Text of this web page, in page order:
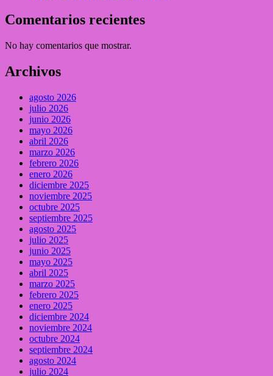
Comentarios recientes
No hay comentarios que mostrar.
Archivos
agosto 2026
julio 2026
junio 2026
mayo 2026
abril 2026
marzo 2026
febrero 2026
enero 2026
diciembre 2025
noviembre 2025
octubre 2025
septiembre 2025
agosto 2025
julio 2025
junio 2025
mayo 2025
abril 2025
marzo 2025
febrero 2025
enero 2025
diciembre 2024
noviembre 2024
octubre 2024
septiembre 2024
agosto 2024
julio 2024